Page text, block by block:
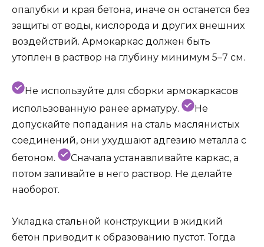
опалубки и края бетона, иначе он останется без
защиты от воды, кислорода и других внешних
воздействий. Армокаркас должен быть
утоплен в раствор на глубину минимум 5–7 см.
Не используйте для сборки армокаркасов
использованную ранее арматуру.
Не
допускайте попадания на сталь маслянистых
соединений, они ухудшают адгезию металла с
бетоном.
Сначала устанавливайте каркас, а
потом заливайте в него раствор. Не делайте
наоборот.
Укладка стальной конструкции в жидкий
бетон приводит к образованию пустот. Тогда